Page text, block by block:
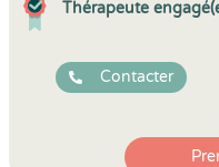
Thérapeute
Contacter